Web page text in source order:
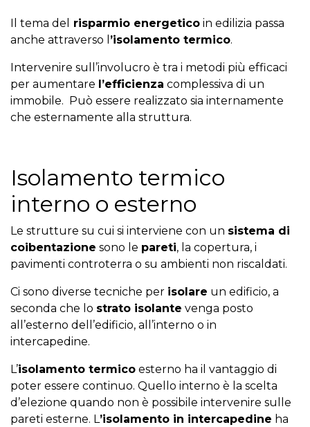
Il tema del risparmio energetico in edilizia passa
anche attraverso l ’isolamento termico.
Intervenire sull’involucro è tra i metodi più efficaci
per aumentare l’efficienza complessiva di un
immobile. Può essere realizzato sia internamente
che esternamente alla struttura.
Isolamento termico
interno o esterno
Le strutture su cui si interviene con un sistema di
coibentazione sono le pareti, la copertura, i
pavimenti controterra o su ambienti non riscaldati.
Ci sono diverse tecniche per isolare un edificio, a
seconda che lo strato isolante venga posto
all’esterno dell’edificio, all’interno o in
intercapedine.
L’isolamento termico esterno ha il vantaggio di
poter essere continuo. Quello interno è la scelta
d’elezione quando non è possibile intervenire sulle
pareti esterne. L’isolamento in intercapedine ha